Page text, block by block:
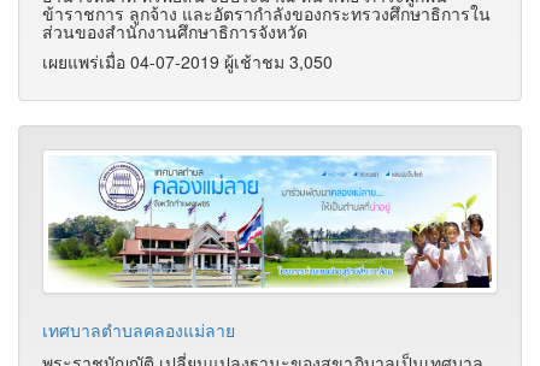
ข้าราชการ ลูกจ้าง และอัตรากำลังของกระทรวงศึกษาธิการใน
ส่วนของสำนักงานศึกษาธิการจังหวัด
เผยแพร่เมื่อ 04-07-2019 ผู้เช้าชม 3,050
เทศบาลตำบลคลองแม่ลาย